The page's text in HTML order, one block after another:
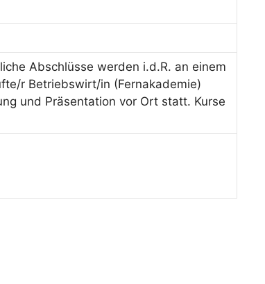
Abschlüsse werden i.d.R. an einem
r Betriebswirt/in (Fernakademie)
und Präsentation vor Ort statt. Kurse